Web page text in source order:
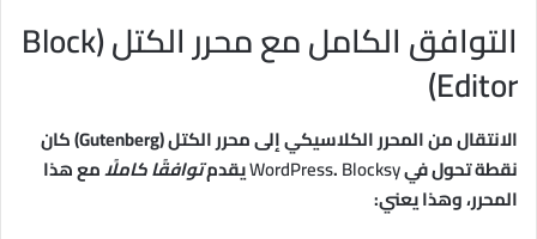
التوافق الكامل مع محرر الكتل (Block
Editor)
الانتقال من المحرر الكلاسيكي إلى محرر الكتل (Gutenberg) كان
نقطة تحول في
WordPress.Blocksy يقدمتوافقًا كاملًامع هذا
المحرر، وهذا يعني: